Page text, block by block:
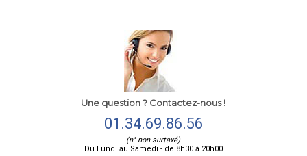
Une question ? Contactez-nous !
01.34.69.86.56
(n° non surtaxé)
Du Lundi au Samedi - de 8h30 à 20h00